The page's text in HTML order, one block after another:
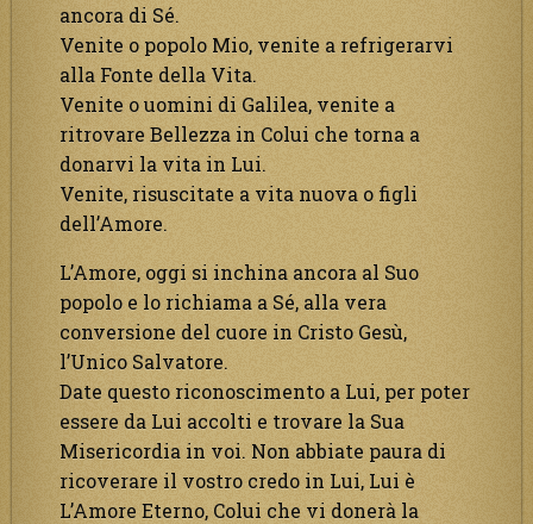
ancora di Sé.
Venite o popolo Mio, venite a refrigerarvi
alla Fonte della Vita.
Venite o uomini di Galilea, venite a
ritrovare Bellezza in Colui che torna a
donarvi la vita in Lui.
Venite, risuscitate a vita nuova o figli
dell’Amore.
L’Amore, oggi si inchina ancora al Suo
popolo e lo richiama a Sé, alla vera
conversione del cuore in Cristo Gesù,
l’Unico Salvatore.
Date questo riconoscimento a Lui, per poter
essere da Lui accolti e trovare la Sua
Misericordia in voi. Non abbiate paura di
ricoverare il vostro credo in Lui, Lui è
L’Amore Eterno, Colui che vi donerà la